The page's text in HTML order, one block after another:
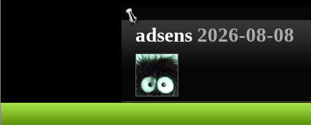
adsens 2026-08-08